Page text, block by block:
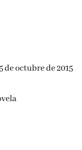
de octubre de 2015